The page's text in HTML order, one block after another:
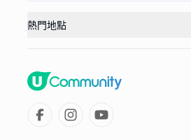
熱門地點